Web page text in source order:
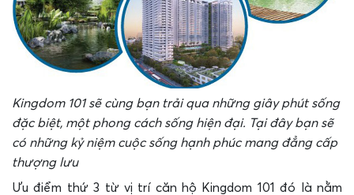
Kingdom 101 sẽ cùng bạn trải qua những giây phút sống
đặc biệt, một phong cách sống hiện đại. Tại đây bạn sẽ
có những kỷ niệm cuộc sống hạnh phúc mang đẳng cấp
thượng lưu
Ưu điểm thứ 3 từ vị trí căn hộ Kingdom 101 đó là nằm